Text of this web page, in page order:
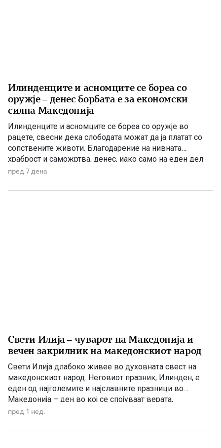
Илинденците и асномците се бореа со
оружје – денес борбата е за економски
силна Македонија
Илинденците и асномците се бореа со оружје во
рацете, свесни дека слободата можат да ја платат со
сопствените животи. Благодарение на нивната
храброст и саможртва, денес, иако само на еден дел
од Македонија, имаме сопствена држава, свој
македонското име. Нивниот аманет не е само да се
пред 7 дена
Свети Илија – чуварот на Македонија и
вечен закрилник на македонскиот народ
Свети Илија длабоко живее во духовната свест на
македонскиот народ. Неговиот празник, Илинден, е
еден од најголемите и најславните празници во
Македонија – ден во кој се спојуваат верата,
историјата, борбата за слобода и љубовта кон
Свети Илија како силен заштитник и небесен чувар. Во
пред 1 нед.